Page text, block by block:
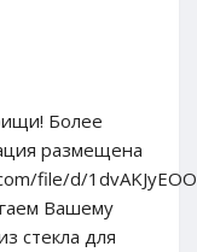
Более
размещена
file/d/
Вашему
стекла для